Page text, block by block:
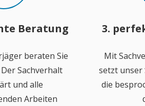
Beratung
beraten Sie
Sachverhalt
und alle
Arbeiten
3.
Mit
setzt unser
die